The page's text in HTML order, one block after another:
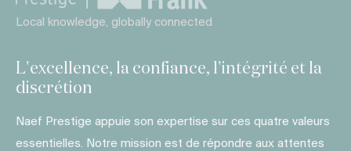
Local knowledge, globally connected
L'excellence, la confiance, l'intégrité et la
discrétion
Naef Prestige appuie son expertise sur ces quatre valeurs
essentielles. Notre mission est de répondre aux attentes